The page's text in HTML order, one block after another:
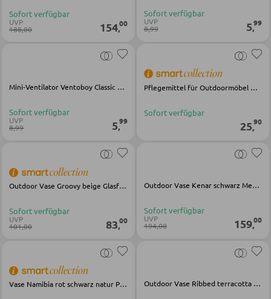
Vitrinen
WOHNWÄNDE
TV-MÖBEL
TV-Elemente
WOHNZIMMERTISCHE
Beistelltische
AUSSENBELEUCHTUNG
Außenleuchten
LEUCHTENSERIEN
Sofort verfügbar
UVP
188,00 154,00
Sofort verfügbar
UVP
8,99 5,99
Mini-Ventilator Ventoboy Classic mehrfarbig Kunststoff
Sofort verfügbar
UVP
8,99 5,99
Pflegemittel für Outdoormöbel HPL Platten Silverstar 500ml
Sofort verfügbar
25,90
Outdoor Vase Groovy beige Glasfaser
Sofort verfügbar
UVP
101,00 83,00
Outdoor Vase Kenar schwarz Metall
Sofort verfügbar
UVP
194,00 159,00
Vase Namibia rot schwarz natur Papier Maiscord Outdoor Vase Ribbed terracotta Glasfaser